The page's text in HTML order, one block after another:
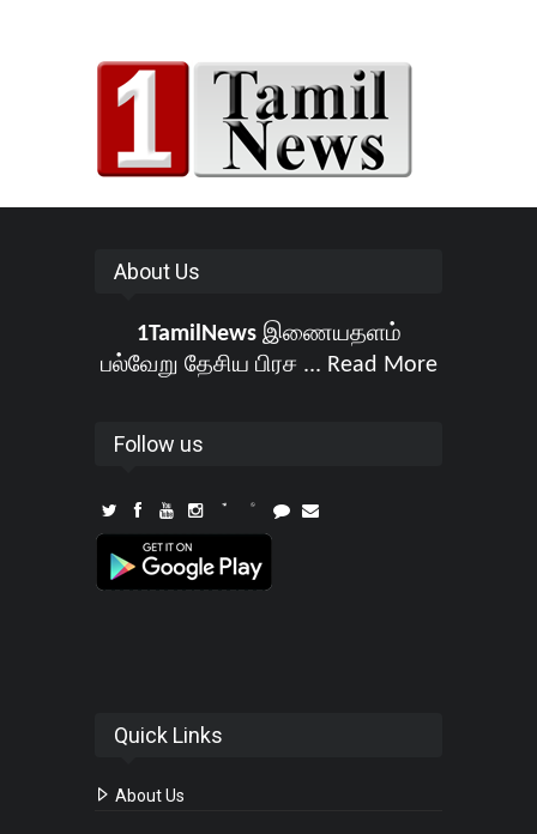
About Us
1TamilNewsஇணையதளம்
பல்வேறு தேசிய பிரச ... Read More
Follow us
Quick Links
About Us